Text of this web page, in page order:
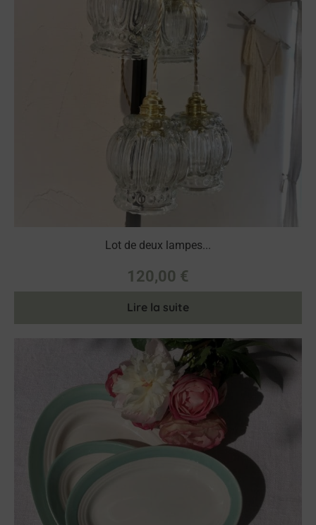
Lot de deux lampes...
120,00 €
Lire la suite